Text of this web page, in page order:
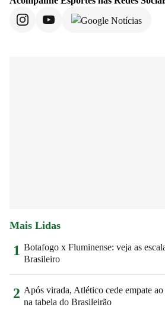
Mais Lidas
1 Botafogo x Fluminense: veja as
Brasileiro
2 Após virada, Atlético cede empate
na tabela do Brasileirão